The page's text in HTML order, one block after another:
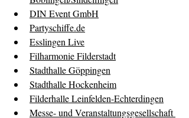
DIN Event GmbH
Partyschiffe.de
Esslingen Live
Filharmonie Filderstadt
Stadthalle Göppingen
Stadthalle Hockenheim
Filderhalle Leinfelden-Echterdingen
Messe- und Veranstaltungsgesellschaft